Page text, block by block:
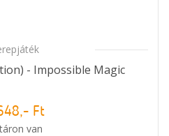
- Impossible Magic
Ft
van